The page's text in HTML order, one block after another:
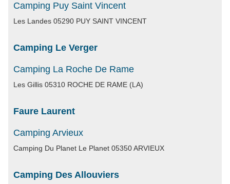
Camping Puy Saint Vincent
Les Landes 05290 PUY SAINT VINCENT
Camping Le Verger
Camping La Roche De Rame
Les Gillis 05310 ROCHE DE RAME (LA)
Faure Laurent
Camping Arvieux
Camping Du Planet Le Planet 05350 ARVIEUX
Camping Des Allouviers